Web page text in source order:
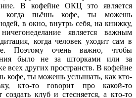
В кофейне ОКЦ это является
когда пьёшь кофе, ты можешь
в окно, внутрь себя, на книжку,
является важным
когда человек уходит сам в
Поэтому очень важно, чтобы
было не за шторками или за
всех других пространств. В кофейне
кофе, ты можешь услышать, как кто-
кто-то говорит про какой-то
создать клуб и стесняется, а кто-то